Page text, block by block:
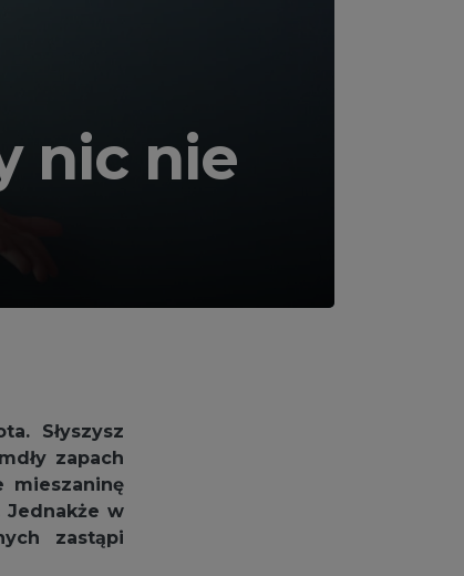
nic nie
Słyszysz
zapach
mieszaninę
w
zastąpi